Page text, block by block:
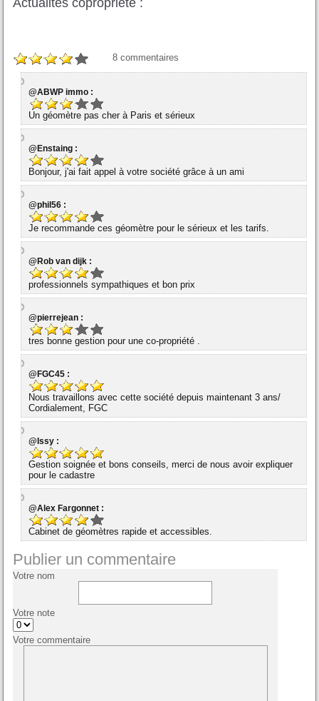
Actualités copropriété :
8 commentaires
@ABWP immo :
Un géomètre pas cher à Paris et sérieux
@Enstaing :
Bonjour, j'ai fait appel à votre société grâce à un ami
@phil56 :
Je recommande ces géomètre pour le sérieux et les tarifs.
@Rob van dijk :
professionnels sympathiques et bon prix
@pierrejean :
tres bonne gestion pour une co-propriété .
@FGC45 :
Nous travaillons avec cette société depuis maintenant 3 ans/
Cordialement, FGC
@Issy :
Gestion soignée et bons conseils, merci de nous avoir expliquer
pour le cadastre
@Alex Fargonnet :
Cabinet de géomètres rapide et accessibles.
Publier un commentaire
Votre nom
Votre note
Votre commentaire